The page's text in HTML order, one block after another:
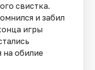
свистка.
и забил
игры
на обилие